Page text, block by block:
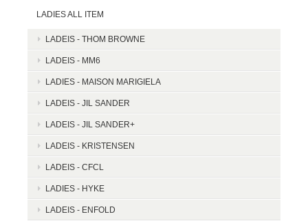
LADIES ALL ITEM
LADEIS - THOM BROWNE
LADEIS - MM6
LADIES - MAISON MARIGIELA
LADEIS - JIL SANDER
LADEIS - JIL SANDER+
LADEIS - KRISTENSEN
LADEIS - CFCL
LADIES - HYKE
LADEIS - ENFOLD